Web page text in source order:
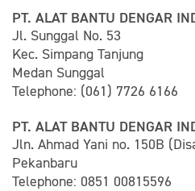
PT. ALAT BANTU DENGAR
Jl. Sunggal No. 53
Kec. Simpang Tanjung
Medan Sunggal
Telephone: (061) 7726 6166
PT. ALAT BANTU DENGAR
Jln. Ahmad Yani no. 150B
Pekanbaru
Telephone: 0851 00815596